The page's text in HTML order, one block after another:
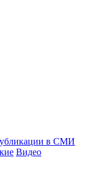
в СМИ
Видео